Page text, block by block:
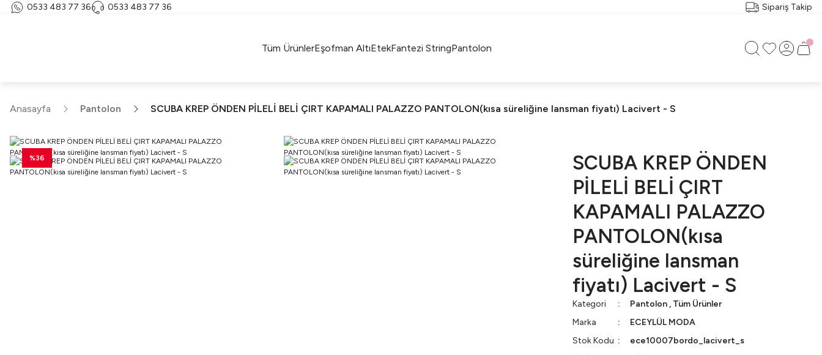
0533 483 77 36 0533 483 77 36 Sipariş Takip
Tüm ÜrünlerEşofman AltıEtekFantezi StringPantolon
Anasayfa Pantolon SCUBA KREP ÖNDEN PİLELİ BELİ ÇIRT KAPAMALI PALAZZO PANTOLON(kısa süreliğine lansman fiyatı) Lacivert - S
%36
SCUBA KREP ÖNDEN
PİLELİ BELİ ÇIRT
KAPAMALI PALAZZO
PANTOLON(kısa
süreliğine lansman
fiyatı) Lacivert - S
Kategori Pantolon , Tüm Ürünler
Marka
ECEYLÜL MODA
Stok Kodu
ece10007bordo_lacivert_s